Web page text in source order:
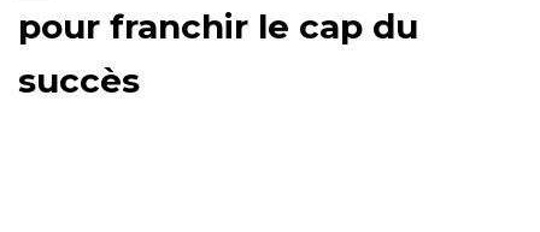
pour franchir le cap du
succès